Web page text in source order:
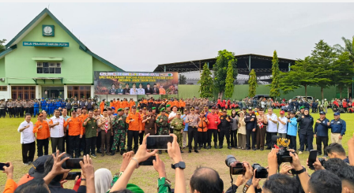
EKOBIS
POLITIK
HUKUM
KRIMINAL
KHAZANAH
LIFESTYLE
ENTREPRENEURSHIP